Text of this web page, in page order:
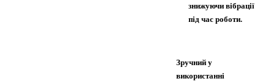
знижуючи вібрації
під час роботи.
Зручний у
використанні